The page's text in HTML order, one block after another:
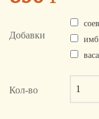
Добавки
Кол-во